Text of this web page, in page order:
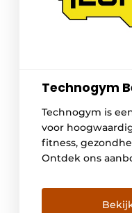
Technogym
Technogym is
voor
fitness,
Ontdek ons
en
Van